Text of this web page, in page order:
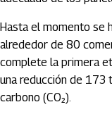
Hasta el momento se
alrededor de 80
complete la primera
una reducción de 173
carbono (CO₂).